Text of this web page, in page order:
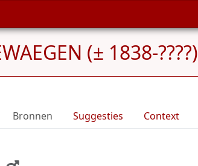
(± 1838-????)
Bronnen Suggesties Context